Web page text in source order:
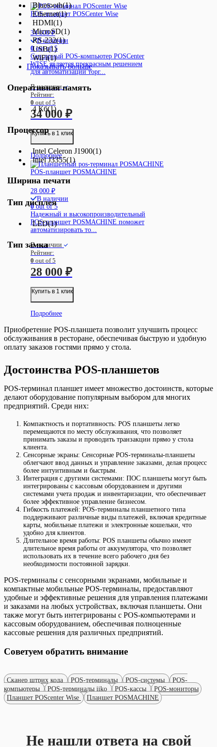
Bluetooth(1)
Ethernet(1)
HDMI(1)
MicroSD(1)
RS-232(1)
USB(1)
WiFi(1)
Показывать больше
Оперативная память
4 Кб(1)
Процессор
Intel Celeron J1900(1)
Intel J3355(1)
Ширина печати
Тип дисплея
LED(1)
Тип замка
POS-планшет POSCenter Wise
34 000₽
В наличии
0out of 5
Сенсорный POS-компьютер POSCenter
WISE является прекрасным решением
для автоматизации торг...
В наличии
Рейтинг:
0 out of 5
34 000 ₽
Купить в 1 клик
Подробнее
POS-планшет POSMACHINE
28 000 ₽
В наличии
0out of 5
Надежный и высокопроизводительный
POS-планшет POSMACHINE поможет
автоматизировать то...
В наличии
Рейтинг:
0 out of 5
28 000 ₽
Купить в 1 клик
Подробнее
Приобретение POS-планшета позволит улучшить процесс
обслуживания в ресторане, обеспечивая быструю и удобную
оплату заказов гостями прямо у стола.
Достоинства POS-планшетов
POS-терминал планшет имеет множество достоинств, которые
делают оборудование популярным выбором для многих
предприятий. Среди них:
Компактность и портативность: POS планшеты легко
перемещаются по месту обслуживания, что позволяет
принимать заказы и проводить транзакции прямо у стола
клиента.
Сенсорные экраны: Сенсорные POS-терминалы-планшеты
облегчают ввод данных и управление заказами, делая процесс
более интуитивным и быстрым.
Интеграция с другими системами: ПОС планшеты могут быть
интегрированы с кассовым оборудованием и другими
системами учета продаж и инвентаризации, что обеспечивает
более эффективное управление бизнесом.
Гибкость платежей: POS-терминалы планшетного типа
поддерживают различные виды платежей, включая кредитные
карты, мобильные платежи и электронные кошельки, что
удобно для клиентов.
Длительное время работы: POS планшеты обычно имеют
длительное время работы от аккумулятора, что позволяет
использовать их в течение всего рабочего дня без
необходимости постоянной зарядки.
POS-терминалы с сенсорными экранами, мобильные и
компактные мобильные POS-терминалы, предоставляют
удобные и эффективные решения для управления платежами
и заказами на любых устройствах, включая планшеты. Они
также могут быть интегрированы с POS-компьютерами и
кассовым оборудованием, обеспечивая полноценные
кассовые решения для различных предприятий.
Советуем обратить внимание
Сканер штрих кода POS-терминалы POS-системы
POS-
компьютеры
POS-терминалы iiko POS-кассы
POS-мониторы
Планшет POScenter Wise
Планшет POSMACHINE
Не нашли ответа на свой